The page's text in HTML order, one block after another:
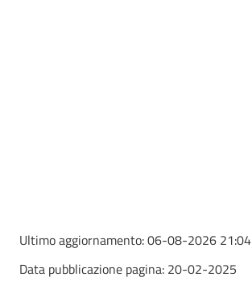
Ultimo aggiornamento:06-08-2026 21:04
Data pubblicazione pagina: 20-02-2025